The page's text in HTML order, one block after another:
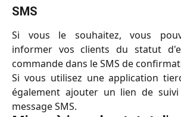
SMS
Si vous le souhaitez, vous
informer vos clients du statut
commande dans le SMS de
Si vous utilisez une application
également ajouter un lien de
message SMS.